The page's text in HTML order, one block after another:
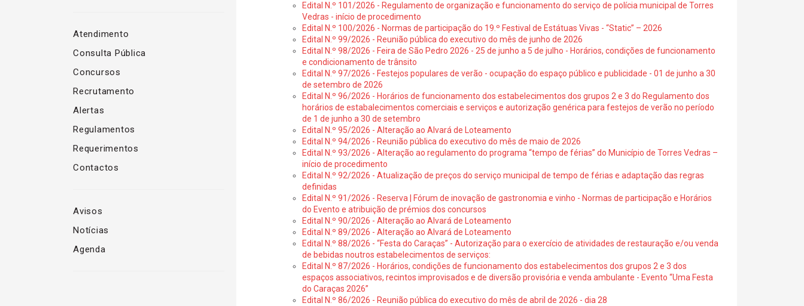
Atendimento
Consulta Pública
Concursos
Recrutamento
Alertas
Regulamentos
Requerimentos
Contactos
Avisos
Notícias
Agenda
Edital N.º 101/2026 - Regulamento de organização e funcionamento do serviço de polícia municipal de Torres
Vedras - início de procedimento
Edital N.º 100/2026 - Normas de participação do 19.º Festival de Estátuas Vivas - “Static” – 2026
Edital N.º 99/2026 - Reunião pública do executivo do mês de junho de 2026
Edital N.º 98/2026 - Feira de São Pedro 2026 - 25 de junho a 5 de julho - Horários, condições de funcionamento
e condicionamento de trânsito
Edital N.º 97/2026 - Festejos populares de verão - ocupação do espaço público e publicidade - 01 de junho a 30
de setembro de 2026
Edital N.º 96/2026 - Horários de funcionamento dos estabelecimentos dos grupos 2 e 3 do Regulamento dos
horários de estabalecimentos comerciais e serviços e autorização genérica para festejos de verão no período
de 1 de junho a 30 de setembro
Edital N.º 95/2026 - Alteração ao Alvará de Loteamento
Edital N.º 94/2026 - Reunião pública do executivo do mês de maio de 2026
Edital N.º 93/2026 - Alteração ao regulamento do programa “tempo de férias” do Município de Torres Vedras –
início de procedimento
Edital N.º 92/2026 - Atualização de preços do serviço municipal de tempo de férias e adaptação das regras
definidas
Edital N.º 91/2026 - Reserva | Fórum de inovação de gastronomia e vinho - Normas de participação e Horários
do Evento e atribuição de prémios dos concursos
Edital N.º 90/2026 - Alteração ao Alvará de Loteamento
Edital N.º 89/2026 - Alteração ao Alvará de Loteamento
Edital N.º 88/2026 - “Festa do Caraças” - Autorização para o exercício de atividades de restauração e/ou venda
de bebidas noutros estabelecimentos de serviços:
Edital N.º 87/2026 - Horários, condições de funcionamento dos estabelecimentos dos grupos 2 e 3 dos
espaços associativos, recintos improvisados e de diversão provisória e venda ambulante - Evento “Uma Festa
do Caraças 2026”
Edital N.º 86/2026 - Reunião pública do executivo do mês de abril de 2026 - dia 28